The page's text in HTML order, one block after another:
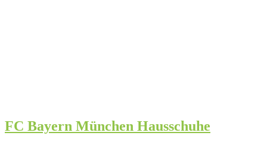
FC Bayern München Hausschuhe